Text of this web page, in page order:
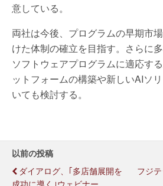
意している。
両社は今後、プログラムの早期市
けた体制の確立を目指す。さらに
ソフトウェアプログラムに適応す
ットフォームの構築や新しいAIソ
いても検討する。
以前の投稿
ダイアログ、｢多店舗展開を
成功に導く｣ウェビナー
フジ